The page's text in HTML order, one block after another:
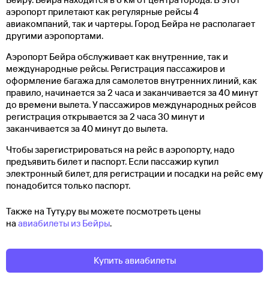
аэропорт прилетают как регулярные рейсы 4
авиакомпаний, так и чартеры. Город Бейра не располагает
другими аэропортами.
Аэропорт Бейра обслуживает как внутренние, так и
международные рейсы. Регистрация пассажиров и
оформление багажа для самолетов внутренних линий, как
правило, начинается за 2 часа и заканчивается за 40 минут
до времени вылета. У пассажиров международных рейсов
регистрация открывается за 2 часа 30 минут и
заканчивается за 40 минут до вылета.
Чтобы зарегистрироваться на рейс в аэропорту, надо
предъявить билет и паспорт. Если пассажир купил
электронный билет, для регистрации и посадки на рейс ему
понадобится только паспорт.
Также на Туту.ру вы можете посмотреть цены
на авиабилеты из Бейры.
Купить авиабилеты